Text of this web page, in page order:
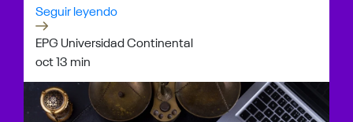
Seguir leyendo
EPG Universidad Continental
oct 13 min